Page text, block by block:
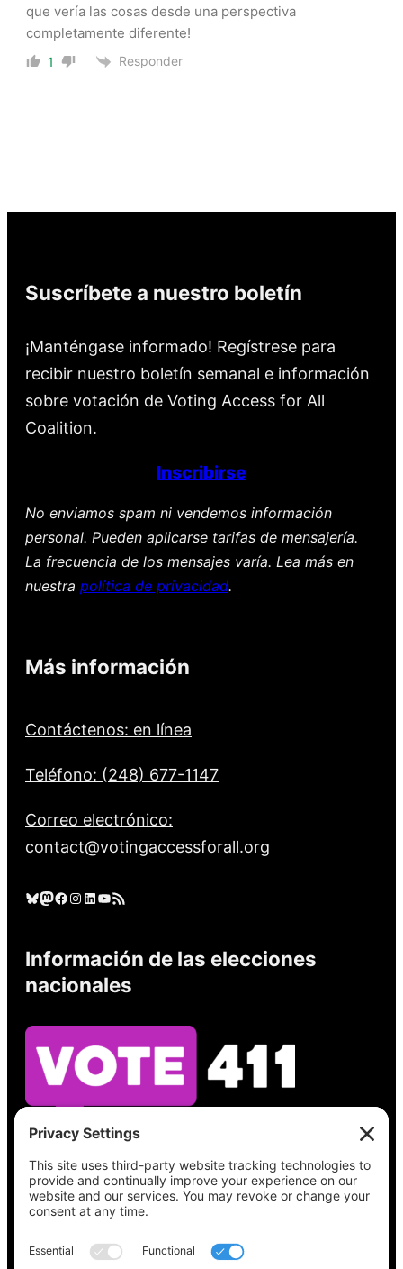
que vería las cosas desde una perspectiva
completamente diferente!
1 Responder
Suscríbete a nuestro boletín
¡Manténgase informado! Regístrese para
recibir nuestro boletín semanal e información
sobre votación de Voting Access for All
Coalition.
Inscribirse
No enviamos spam ni vendemos información
personal. Pueden aplicarse tarifas de mensajería.
La frecuencia de los mensajes varía. Lea más en
nuestra política de privacidad.
Más información
Contáctenos: en línea
Teléfono: (248) 677-1147
Correo electrónico:
contact@votingaccessforall.org
Cielo azul Mastodonte Facebook Instagram LinkedIn YouTube Feed RSS
Información de las elecciones
nacionales
Vea lo que hay en su boleta, encuentre su
lugar de votación, verifique el estado de su
registro y obtenga toda la información
electoral que necesita enVote411.org.